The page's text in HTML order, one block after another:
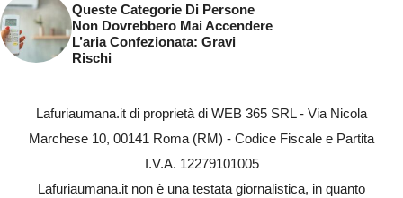
Queste Categorie Di Persone
Non Dovrebbero Mai Accendere
L’aria Confezionata: Gravi
Rischi
Lafuriaumana.it di proprietà di WEB 365 SRL - Via Nicola
Marchese 10, 00141 Roma (RM) - Codice Fiscale e Partita
I.V.A. 12279101005
Lafuriaumana.it non è una testata giornalistica, in quanto